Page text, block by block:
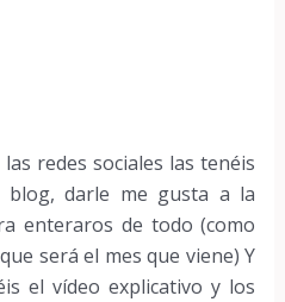
redes sociales las tenéis
darle me gusta a la
enteraros de todo (como
será el mes que viene) Y
el vídeo explicativo y los